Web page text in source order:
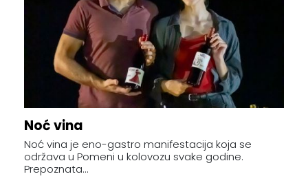
Noć vina
Noć vina je eno-gastro manifestacija koja se
održava u Pomeni u kolovozu svake godine.
Prepoznata...